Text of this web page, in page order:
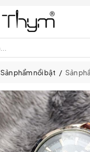
Sản phẩm nổi bật / Sản